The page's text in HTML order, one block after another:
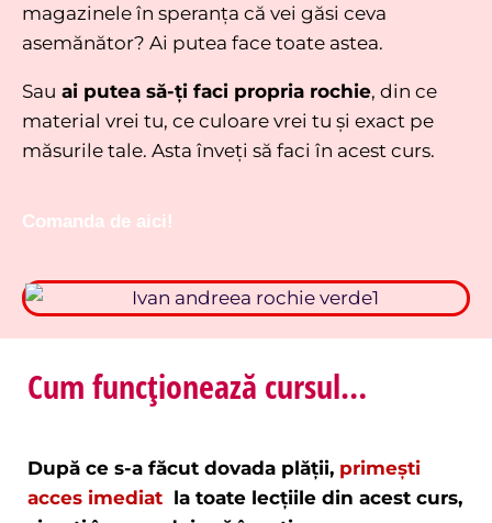
magazinele în speranța că vei găsi ceva
asemănător? Ai putea face toate astea.
Sau ai putea să-ți faci propria rochie, din ce
material vrei tu, ce culoare vrei tu și exact pe
măsurile tale. Asta înveți să faci în acest curs.
Comanda de aici!
Cum funcționează cursul…
După ce s-a făcut dovada plății, primești
acces imediat la toate lecțiile din acest curs,